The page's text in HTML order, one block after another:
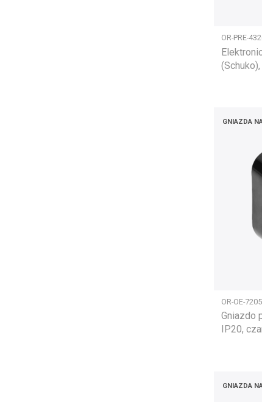
OR-PRE-
GNIAZDA
OR-OE-
Gniazdo
IP20,
GNIAZDA